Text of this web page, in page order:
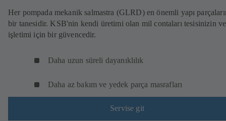
Her pompada mekanik salmastra (GLRD) en önemli yapı
bir tanesidir. KSB'nin kendi üretimi olan mil contaları tesisinizin
işletimi için bir güvencedir.
Daha uzun süreli dayanıklılık
Daha az bakım ve yedek parça masrafları
Servise git